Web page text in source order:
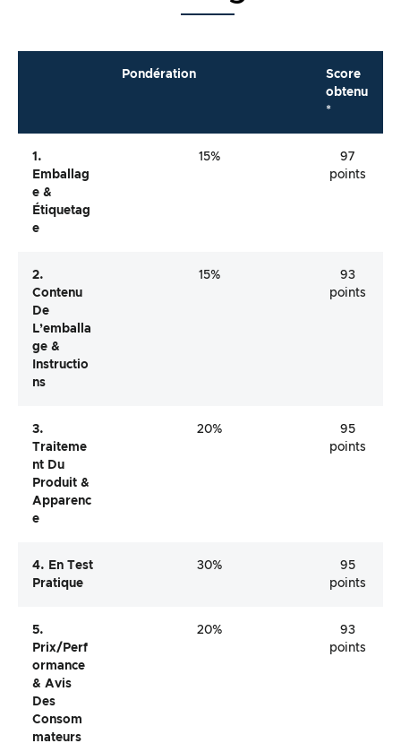
Pondération
Score
obtenu
*
1.
Emballag
E &
Étiquetag
E
15%
97
points
2.
Contenu
De
L’emballa
Ge &
Instructio
Ns
15%
93
points
3.
Traiteme
Nt Du
Produit &
Apparenc
E
20%
95
points
4. En Test
Pratique
30%
95
points
5.
Prix/perf
Ormance
& Avis
Des
Consom
Mateurs
20%
93
points